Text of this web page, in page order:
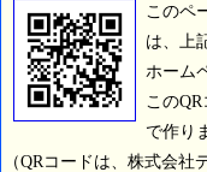
このペ
は、上
ホーム
このQR
で作り
（QRコードは、株式会社